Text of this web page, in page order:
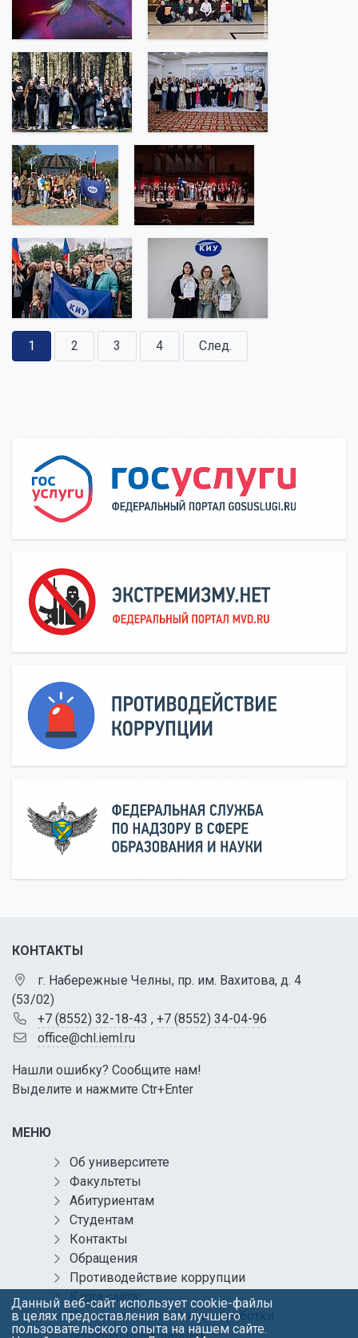
1 2 3 4 След.
КОНТАКТЫ
г. Набережные Челны, пр. им. Вахитова, д. 4
(53/02)
+7 (8552) 32-18-43 , +7 (8552) 34-04-96
office@chl.ieml.ru
Нашли ошибку? Сообщите нам!
Выделите и нажмите Ctr+Enter
МЕНЮ
Об университете
Факультеты
Абитуриентам
Студентам
Контакты
Обращения
Противодействие коррупции
Карта сайта
Политика в отношении обработки
Данный веб-сайт использует cookie-файлы
в целях предоставления вам лучшего
пользовательского опыта на нашем сайте.